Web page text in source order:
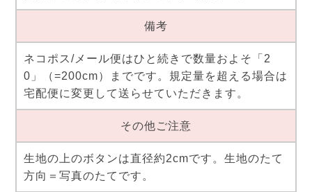
備考
ネコポス/メール便はひと続きで数量およそ「2
0」（=200cm）までです。規定量を超える場合は
宅配便に変更して送らせていただきます。
その他ご注意
生地の上のボタンは直径約2cmです。生地のたて
方向＝写真のたてです。